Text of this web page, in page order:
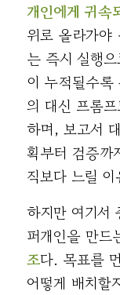
개인에게 귀속
위로 올라가야
는 즉시 실행
이 누적될수
의 대신 프롬
하며, 보고서
획부터 검증까
직보다 느릴
하지만 여기
퍼개인을 만
조다. 목표를
어떻게 배치할